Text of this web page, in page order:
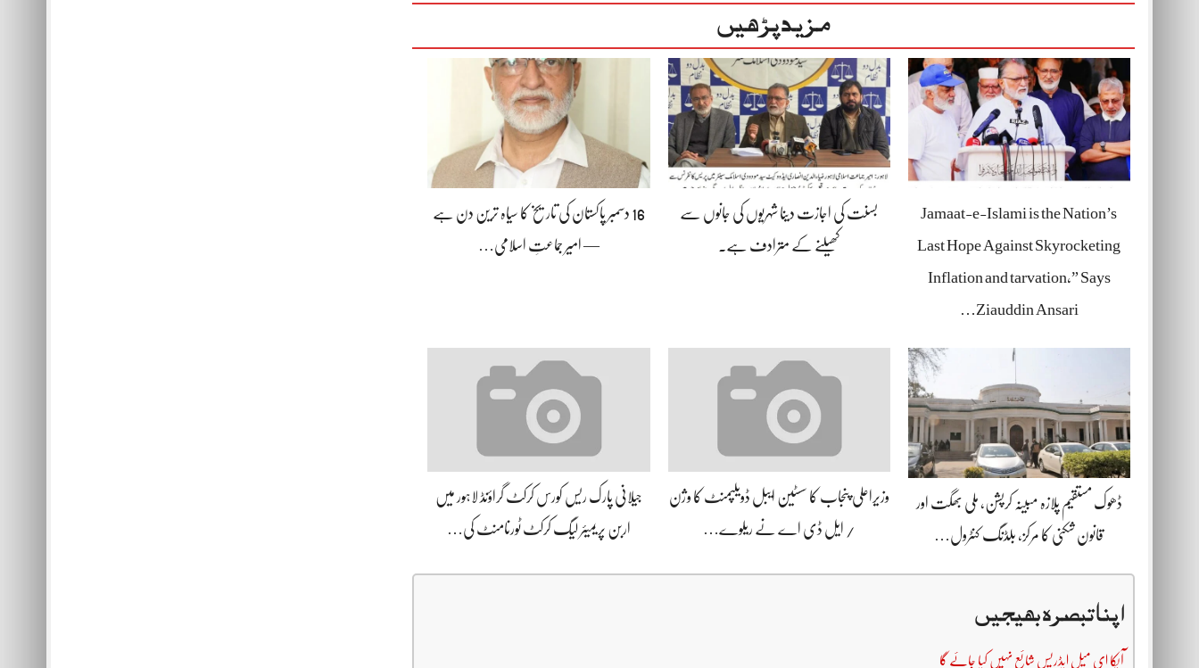
مزید پڑھیں
Jamaat-e-Islami is the Nation’s
Last Hope Against Skyrocketing
Inflation and tarvation,” Says
Ziauddin Ansari…
بسنت کی اجازت دینا شہریوں کی جانوں سے
کھیلنے کے مترادف ہے۔
16 دسمبر پاکستان کی تاریخ کا سیاہ ترین دن ہے
— امیر جماعتِ اسلامی…
ڈھوک مستقیم پلازہ مبینہ کرپشن، ملی بھگت اور
قانون شکنی کا مرکز، بلڈنگ کنٹرول…
وزیراعلی پنجاب کا سسٹین ایبل ڈویلپمنٹ کا وژن
/ ایل ڈی اے نے ریلوے…
جیلانی پارک ریس کورس کرکٹ گراؤنڈ لاہور میں
اربن پریمیئر لیگ کرکٹ ٹورنامنٹ کی…
اپنا تبصرہ بھیجیں
آپکا ای میل ایڈریس شائع نہیں کیا جائے گا